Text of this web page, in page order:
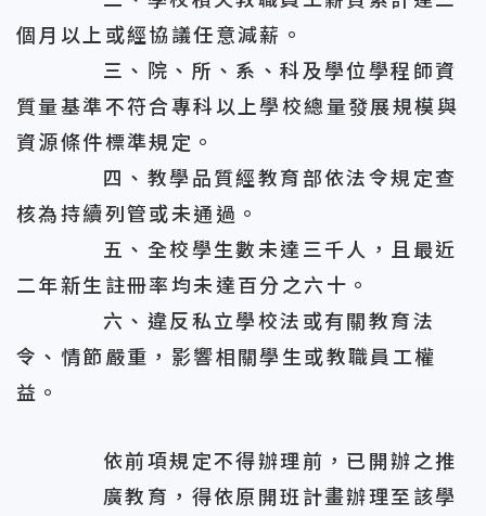
個月以上或經協議任意減薪。
三、院、所、系、科及學位學程師資
質量基準不符合專科以上學校總量發展規模與
資源條件標準規定。
四、教學品質經教育部依法令規定查
核為持續列管或未通過。
五、全校學生數未達三千人，且最近
二年新生註冊率均未達百分之六十。
六、違反私立學校法或有關教育法
令、情節嚴重，影響相關學生或教職員工權
益。
依前項規定不得辦理前，已開辦之推
廣教育，得依原開班計畫辦理至該學